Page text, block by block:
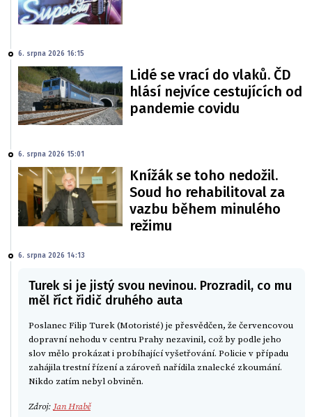
6. srpna 2026 16:15
Lidé se vrací do vlaků. ČD
hlásí nejvíce cestujících od
pandemie covidu
6. srpna 2026 15:01
Knížák se toho nedožil.
Soud ho rehabilitoval za
vazbu během minulého
režimu
6. srpna 2026 14:13
Turek si je jistý svou nevinou. Prozradil, co mu
měl říct řidič druhého auta
Poslanec Filip Turek (Motoristé) je přesvědčen, že červencovou
dopravní nehodu v centru Prahy nezavinil, což by podle jeho
slov mělo prokázat i probíhající vyšetřování. Policie v případu
zahájila trestní řízení a zároveň nařídila znalecké zkoumání.
Nikdo zatím nebyl obviněn.
Zdroj: Jan Hrabě